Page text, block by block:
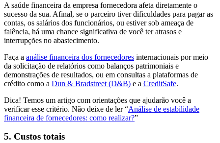
A saúde financeira da empresa fornecedora afeta diretamente o
sucesso da sua. Afinal, se o parceiro tiver dificuldades para pagar as
contas, os salários dos funcionários, ou estiver sob ameaça de
falência, há uma chance significativa de você ter atrasos e
interrupções no abastecimento.
Faça a análise financeira dos fornecedores internacionais por meio
da solicitação de relatórios como balanços patrimoniais e
demonstrações de resultados, ou em consultas a plataformas de
crédito como a Dun & Bradstreet (D&B) e a CreditSafe.
Dica! Temos um artigo com orientações que ajudarão você a
verificar esse critério. Não deixe de ler “Análise de estabilidade
financeira de fornecedores: como realizar?”
5. Custos totais